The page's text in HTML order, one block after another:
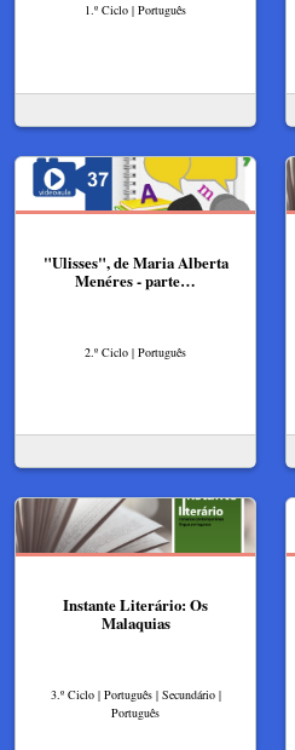
1.º Ciclo | Português
"Ulisses", de Maria Alberta
Menéres - parte…
2.º Ciclo | Português
Instante Literário: Os
Malaquias
3.º Ciclo | Português | Secundário |
Português